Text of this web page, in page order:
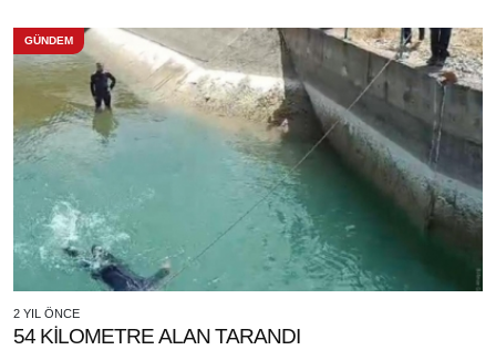
GÜNDEM
2 YIL ÖNCE
54 KİLOMETRE ALAN TARANDI